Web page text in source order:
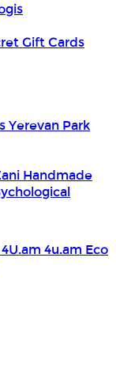
Gift Cards
Yerevan Park
Handmade
4U.am 4u.am Eco